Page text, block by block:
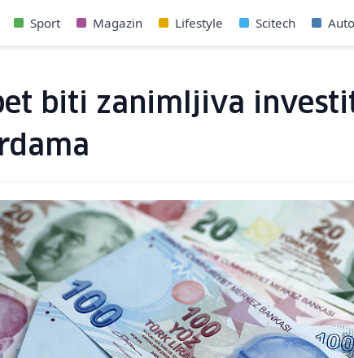
Sport Magazin Lifestyle Scitech Auto
biti zanimljiva